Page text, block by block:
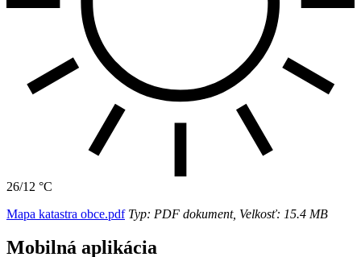
26/12 °C
Mapa katastra obce.pdfTyp: PDF dokument, Velkosť: 15.4 MB
Mobilná aplikácia